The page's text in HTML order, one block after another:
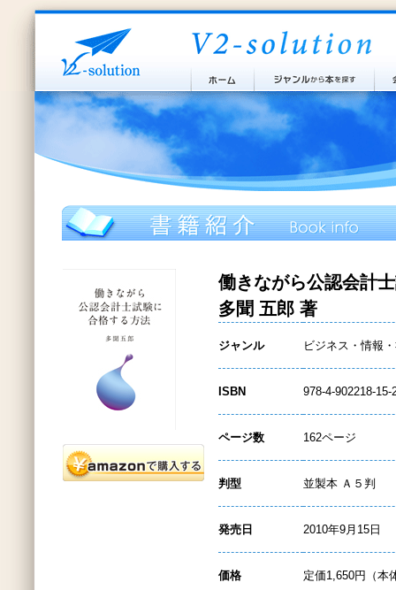
働きながら公認会計
多聞 五郎 著
ジャンル ビジネス・情報
ISBN 978-4-902218-15-
ページ数 162ページ
判型 並製本 Ａ５判
発売日 2010年9月15日
価格 定価1,650円（本